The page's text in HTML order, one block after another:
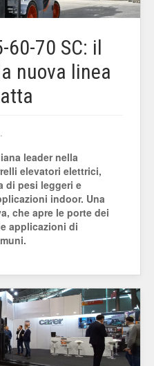
60-70 SC: il
nuova linea
leader nella
elevatori elettrici,
di pesi leggeri e
indoor. Una
che apre le porte dei
applicazioni di